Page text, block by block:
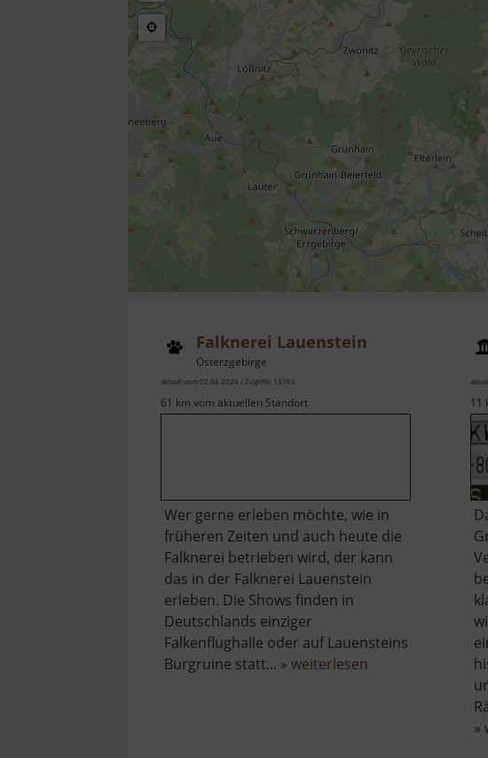
Falknerei Lauenstein
Osterzgebirge
aktuell vom 02.06.2026 / Zugriffe: 13705
61 km vom aktuellen Standort
Wer gerne erleben möchte, wie in
früheren Zeiten und auch heute die
Falknerei betrieben wird, der kann
das in der Falknerei Lauenstein
erleben. Die Shows finden in
Deutschlands einziger
Falkenflughalle oder auf Lauensteins
Burgruine statt... » weiterlesen
11
»